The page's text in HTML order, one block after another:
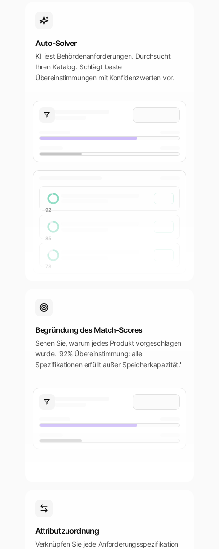
Auto-Solver
KI liest Behördenanforderungen. Durchsucht
Ihren Katalog. Schlägt beste
Übereinstimmungen mit Konfidenzwerten vor.
92
85
78
Begründung des Match-Scores
Sehen Sie, warum jedes Produkt vorgeschlagen
wurde. '92% Übereinstimmung: alle
Spezifikationen erfüllt außer Speicherkapazität.'
Attributzuordnung
Verknüpfen Sie jede Anforderungsspezifikation